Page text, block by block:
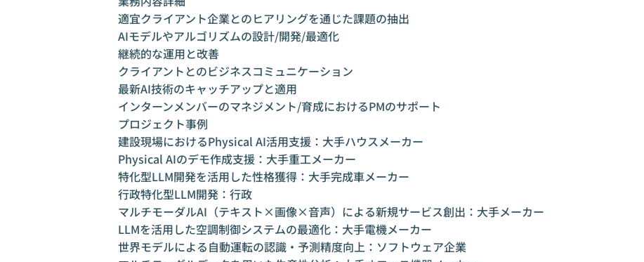
適宜クライアント企業とのヒアリングを通じた課題の抽出
AIモデルやアルゴリズムの設計/開発/最適化
継続的な運用と改善
クライアントとのビジネスコミュニケーション
最新AI技術のキャッチアップと適用
インターンメンバーのマネジメント/育成におけるPMのサポート
プロジェクト事例
建設現場におけるPhysical AI活用支援：大手ハウスメーカー
Physical AIのデモ作成支援：大手重工メーカー
特化型LLM開発を活用した性格獲得：大手完成車メーカー
行政特化型LLM開発：行政
マルチモーダルAI（テキスト×画像×音声）による新規サービス創出：大手メーカー
LLMを活用した空調制御システムの最適化：大手電機メーカー
世界モデルによる自動運転の認識・予測精度向上：ソフトウェア企業